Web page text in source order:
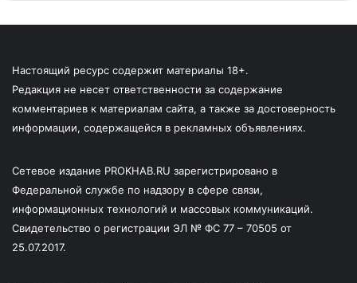
Настоящий ресурс содержит материалы 18+.
Редакция не несет ответственности за содержание
комментариев к материалам сайта, а также за достоверность
информации, содержащейся в рекламных объявлениях.
Сетевое издание PROKHAB.RU зарегистрировано в
Федеральной службе по надзору в сфере связи,
информационных технологий и массовых коммуникаций.
Свидетельство о регистрации ЭЛ № ФС 77 – 70505 от
25.07.2017.